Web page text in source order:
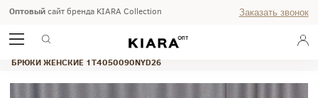
Оптовыйсайт бренда KIARA Collection Заказать звонок
ПРАЗДНИЧНАЯ 2026
БРЮКИ ЖЕНСКИЕ 1T4050090NYD26